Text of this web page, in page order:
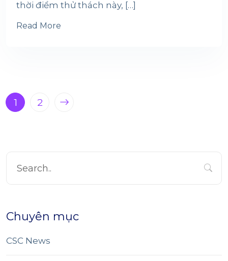
thời điểm thử thách này, […]
Read More
1 2
Chuyên mục
CSC News